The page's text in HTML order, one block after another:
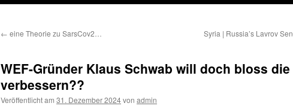
← eine Theorie zu SarsCov2…
Syria | Russia’s Lavrov
WEF-Gründer Klaus Schwab will doch bloss die
verbessern??
Veröffentlicht am 31. Dezember 2024von admin